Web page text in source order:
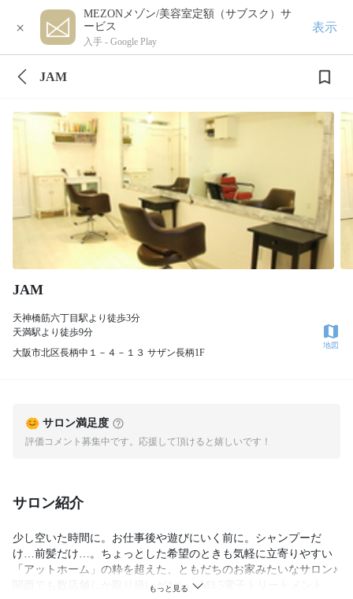
×
MEZONメゾン/美容室定額（サブスク）サ
ービス
入手 - Google Play
表示
JAM
JAM
天神橋筋六丁目駅より徒歩3分
天満駅より徒歩9分
大阪市北区長柄中１－４－１３ サザン長柄1F
地図
サロン満足度
評価コメント募集中です。応援して頂けると嬉しいです！
サロン紹介
少し空いた時間に。お仕事後や遊びにいく前に。シャンプーだ
け…前髪だけ…。ちょっとした希望のときも気軽に立寄りやすい
「アットホーム」の粋を超えた、ともだちのお家みたいなサロン♪
関西でも数店舗しか取り扱いがない　M3.5電子トリートメント